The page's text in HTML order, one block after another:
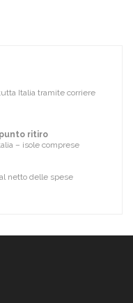
Italia tramite corriere
ritiro
– isole comprese
netto delle spese